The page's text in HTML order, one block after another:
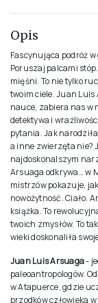
Opis
Fascynująca podróż
Poruszaj palcami
mięśni. To nie tylko
twoim ciele. Juan
nauce, zabiera nas w
detektywa i
pytania. Jak
a inne zwierzęta nie?
najdoskonalszym
Arsuaga odkrywa… w
mistrzów pokazuje,
nowożytność. Ciało.
książka. To
twoich zmysłów. To
wieki doskonaliła
Juan Luis Arsuaga-
paleoantropologów.
w Atapuerce, gdzie
przodków człowieka